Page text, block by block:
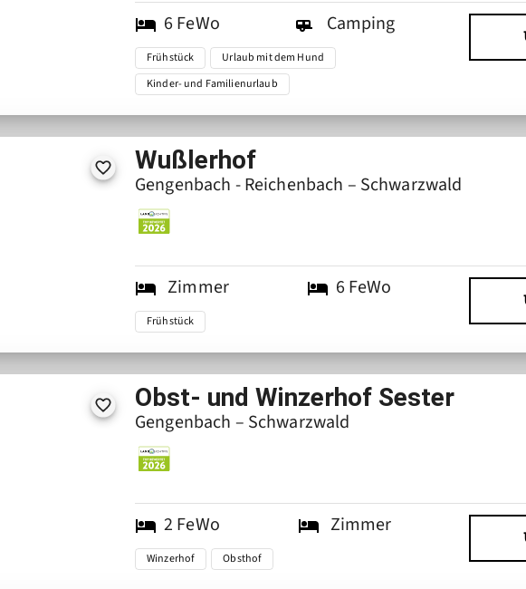
6 FeWo Camping
Frühstück
Urlaub mit dem Hund
Kinder- und Familienurlaub
Wußlerhof
Gengenbach - Reichenbach – Schwarzwald
Zimmer 6 FeWo
Frühstück
Obst- und Winzerhof Sester
Gengenbach – Schwarzwald
2 FeWo Zimmer
Winzerhof Obsthof